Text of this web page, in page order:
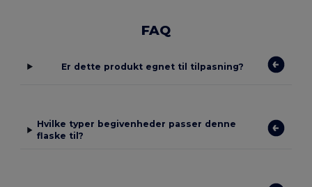
FAQ
Er dette produkt egnet til tilpasning?
Hvilke typer begivenheder passer denne
flaske til?